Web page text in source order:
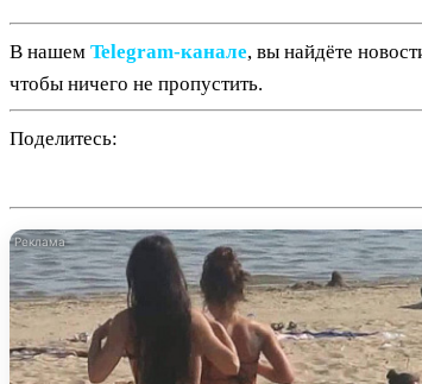
В нашем Telegram‑канале, вы найдёте
чтобы ничего не пропустить.
Поделитесь: